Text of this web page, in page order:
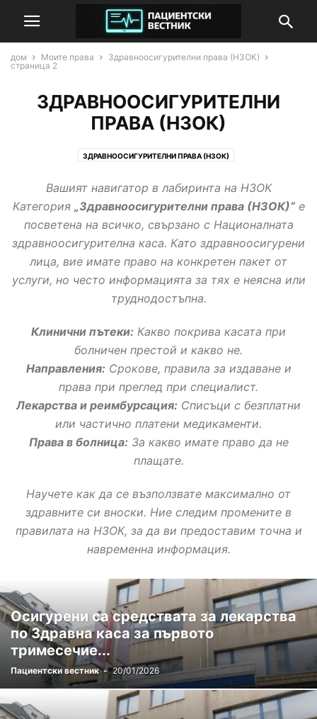
дом Моите права
Здравноосигурителни права (НЗОК)
страница 2
ЗДРАВНООСИГУРИТЕЛНИ
ПРАВА (НЗОК)
ЗДРАВНООСИГУРИТЕЛНИ ПРАВА (НЗОК)
СОЦИАЛНИ И ТРУДОВИ ПРАВА
Вашият навигатор в лабиринта на НЗОК
Категория „Здравноосигурителни права (НЗОК)“е
посветена на всичко, свързано с Националната
здравноосигурителна каса. Като здравноосигурени
лица, вие имате право на конкретен пакет от
услуги, но често информацията за тях е неясна или
труднодостъпна.
Клинични пътеки: Какво покрива касата при
болничен престой и какво не.
Направления: Срокове, правила за издаване и
права при преглед при специалист.
Лекарства и реимбурсация: Списъци с безплатни
или частично платени медикаменти.
Права в болница: За какво имате право да не
плащате.
Научете как да се възползвате максимално от
здравните си вноски. Ние следим промените в
правилата на НЗОК, за да ви предоставим точна и
навременна информация.
Осигурени са средствата за лекарства
по Здравна каса за първото
тримесечие...
Пациентски вестник - 20/01/2026